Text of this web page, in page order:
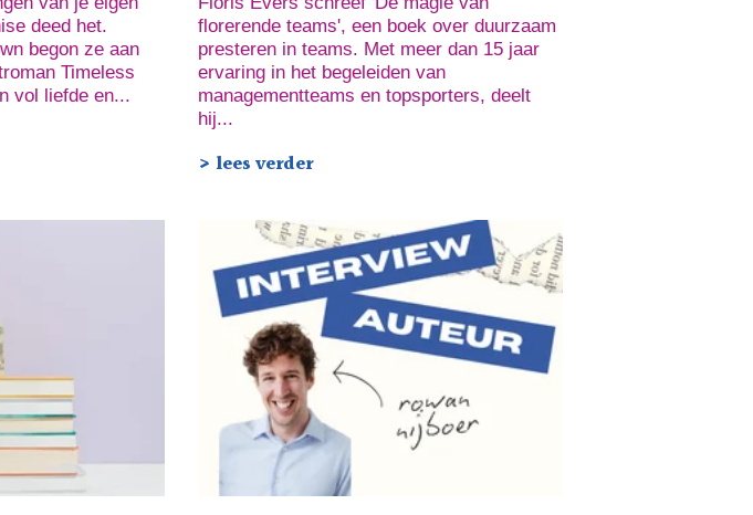
deed het.
begon ze aan
Timeless
vol liefde en...
florerende teams', een boek over duurzaam
presteren in teams. Met meer dan 15 jaar
ervaring in het begeleiden van
managementteams en topsporters, deelt
hij...
> lees verder